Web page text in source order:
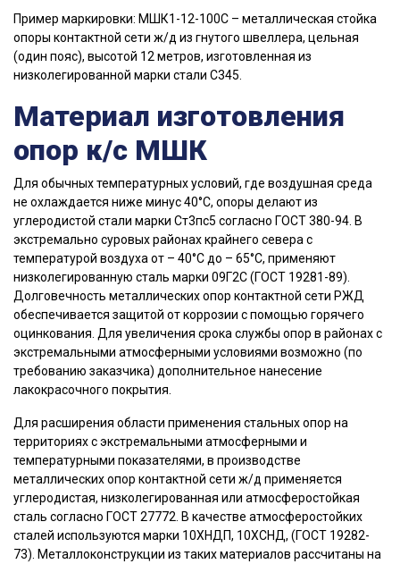
Пример маркировки: МШК1-12-100С – металлическая стойка
опоры контактной сети ж/д из гнутого швеллера, цельная
(один пояс), высотой 12 метров, изготовленная из
низколегированной марки стали С345.
Материал изготовления
опор к/с МШК
Для обычных температурных условий, где воздушная среда
не охлаждается ниже минус 40°С, опоры делают из
углеродистой стали марки Ст3пс5 согласно ГОСТ 380-94. В
экстремально суровых районах крайнего севера с
температурой воздуха от – 40°С до – 65°С, применяют
низколегированную сталь марки 09Г2С (ГОСТ 19281-89).
Долговечность металлических опор контактной сети РЖД
обеспечивается защитой от коррозии с помощью горячего
оцинкования. Для увеличения срока службы опор в районах с
экстремальными атмосферными условиями возможно (по
требованию заказчика) дополнительное нанесение
лакокрасочного покрытия.
Для расширения области применения стальных опор на
территориях с экстремальными атмосферными и
температурными показателями, в производстве
металлических опор контактной сети ж/д применяется
углеродистая, низколегированная или атмосферостойкая
сталь согласно ГОСТ 27772. В качестве атмосферостойких
сталей используются марки 10ХНДП, 10ХСНД, (ГОСТ 19282-
73). Металлоконструкции из таких материалов рассчитаны на